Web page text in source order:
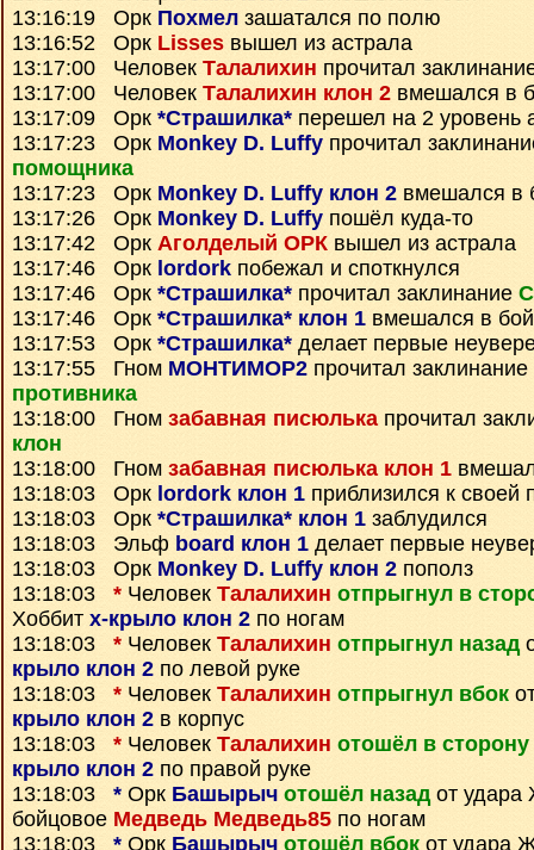
13:16:19 Орк Похмел зашатался по полю
13:16:52 Орк Lisses вышел из астрала
13:17:00 Человек Талалихин прочитал
13:17:00 Человек Талалихин клон 2 вмешался в
13:17:09 Орк *Страшилка* перешел на 2 уровень
13:17:23 Орк Monkey D. Luffy прочитал
помощника
13:17:23 Орк Monkey D. Luffy клон 2 вмешался в
13:17:26 Орк Monkey D. Luffy пошёл куда-то
13:17:42 Орк Аголделый ОРК вышел из астрала
13:17:46 Орк lordork побежал и споткнулся
13:17:46 Орк *Страшилка* прочитал заклинание
13:17:46 Орк *Страшилка* клон 1 вмешался в бой
13:17:53 Орк *Страшилка* делает первые
13:17:55 Гном МОНТИМОР2 прочитал заклинание
противника
13:18:00 Гном забавная писюлька прочитал
клон
13:18:00 Гном забавная писюлька клон 1
13:18:03 Орк lordork клон 1 приблизился к своей
13:18:03 Орк *Страшилка* клон 1 заблудился
13:18:03 Эльф board клон 1 делает первые
13:18:03 Орк Monkey D. Luffy клон 2 пополз
13:18:03 * Человек Талалихин отпрыгнул в
Хоббит х-крыло клон 2 по ногам
13:18:03 * Человек Талалихин отпрыгнул назад
крыло клон 2 по левой руке
13:18:03 * Человек Талалихин отпрыгнул вбок
крыло клон 2 в корпус
13:18:03 * Человек Талалихин отошёл в сторону
крыло клон 2 по правой руке
13:18:03 * Орк Башырыч отошёл назадот удара
бойцовое Медведь Медведь85 по ногам
13:18:03 * Орк Башырыч отошёл вбок от удара